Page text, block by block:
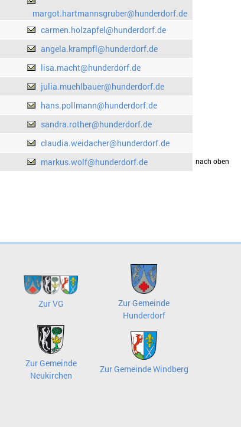
margot.hartmannsgruber@hunderdorf.de
carmen.holzapfel@hunderdorf.de
angela.krampfl@hunderdorf.de
lisa.macht@hunderdorf.de
julia.muehlbauer@hunderdorf.de
hans.pollmann@hunderdorf.de
sandra.rother@hunderdorf.de
claudia.weidacher@hunderdorf.de
markus.wolf@hunderdorf.dedrucken nach oben
Zur VG
Zur Gemeinde
Hunderdorf
Zur Gemeinde
Neukirchen
Zur Gemeinde Windberg